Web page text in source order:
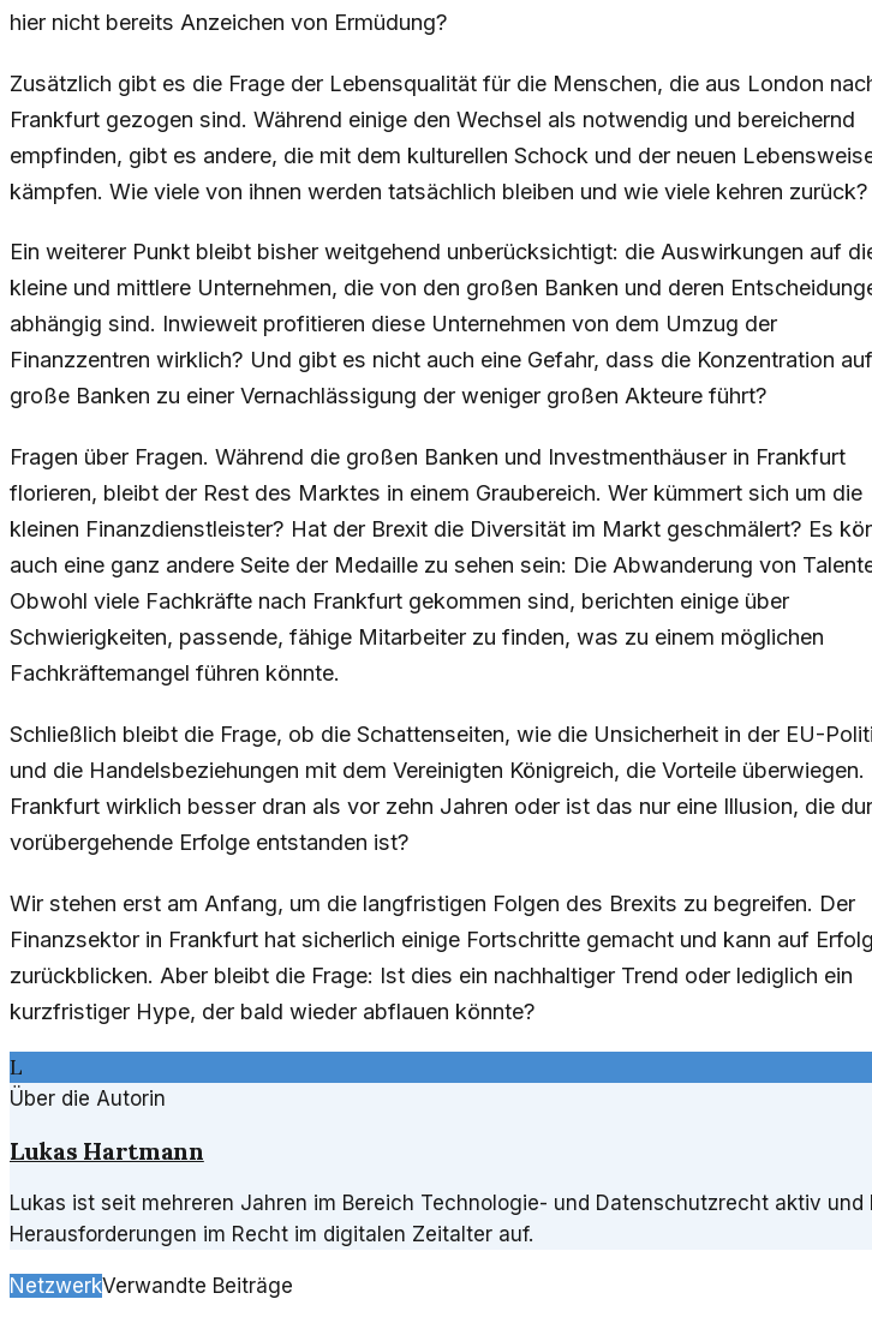
hier nicht bereits Anzeichen von Ermüdung?
Zusätzlich gibt es die Frage der Lebensqualität für die Menschen, die aus London
Frankfurt gezogen sind. Während einige den Wechsel als notwendig und bereichernd
empfinden, gibt es andere, die mit dem kulturellen Schock und der neuen
kämpfen. Wie viele von ihnen werden tatsächlich bleiben und wie viele kehren zurück?
Ein weiterer Punkt bleibt bisher weitgehend unberücksichtigt: die Auswirkungen auf
kleine und mittlere Unternehmen, die von den großen Banken und deren
abhängig sind. Inwieweit profitieren diese Unternehmen von dem Umzug der
Finanzzentren wirklich? Und gibt es nicht auch eine Gefahr, dass die Konzentration auf
große Banken zu einer Vernachlässigung der weniger großen Akteure führt?
Fragen über Fragen. Während die großen Banken und Investmenthäuser in Frankfurt
florieren, bleibt der Rest des Marktes in einem Graubereich. Wer kümmert sich um die
kleinen Finanzdienstleister? Hat der Brexit die Diversität im Markt geschmälert? Es
auch eine ganz andere Seite der Medaille zu sehen sein: Die Abwanderung von
Obwohl viele Fachkräfte nach Frankfurt gekommen sind, berichten einige über
Schwierigkeiten, passende, fähige Mitarbeiter zu finden, was zu einem möglichen
Fachkräftemangel führen könnte.
Schließlich bleibt die Frage, ob die Schattenseiten, wie die Unsicherheit in der EU-
und die Handelsbeziehungen mit dem Vereinigten Königreich, die Vorteile überwiegen.
Frankfurt wirklich besser dran als vor zehn Jahren oder ist das nur eine Illusion, die
vorübergehende Erfolge entstanden ist?
Wir stehen erst am Anfang, um die langfristigen Folgen des Brexits zu begreifen. Der
Finanzsektor in Frankfurt hat sicherlich einige Fortschritte gemacht und kann auf
zurückblicken. Aber bleibt die Frage: Ist dies ein nachhaltiger Trend oder lediglich ein
kurzfristiger Hype, der bald wieder abflauen könnte?
L
Über die Autorin
Lukas Hartmann
Lukas ist seit mehreren Jahren im Bereich Technologie- und Datenschutzrecht aktiv
Herausforderungen im Recht im digitalen Zeitalter auf.
NetzwerkVerwandte Beiträge